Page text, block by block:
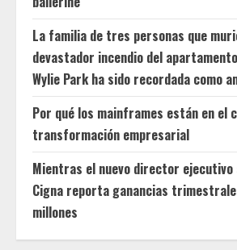
La familia de tres personas que
devastador incendio del
Wylie Park ha sido recordada como
Por qué los mainframes están en el
transformación empresarial
Mientras el nuevo director ejecutivo
Cigna reporta ganancias
millones